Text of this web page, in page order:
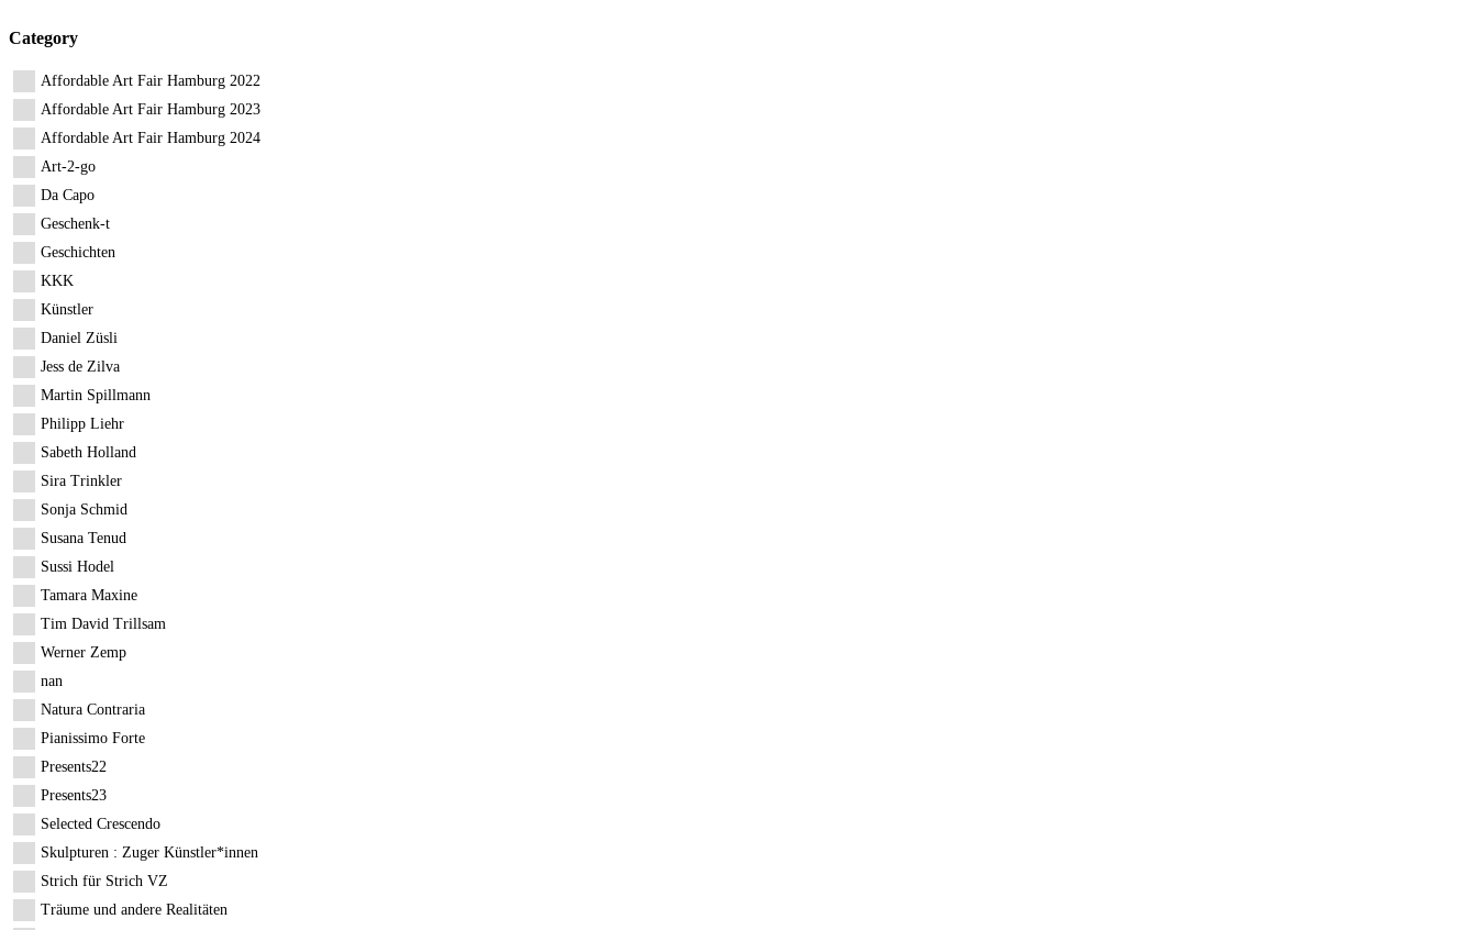
Category
Affordable Art Fair Hamburg 2022
Affordable Art Fair Hamburg 2023
Affordable Art Fair Hamburg 2024
Art-2-go
Da Capo
Geschenk-t
Geschichten
KKK
Künstler
Daniel Züsli
Jess de Zilva
Martin Spillmann
Philipp Liehr
Sabeth Holland
Sira Trinkler
Sonja Schmid
Susana Tenud
Sussi Hodel
Tamara Maxine
Tim David Trillsam
Werner Zemp
nan
Natura Contraria
Pianissimo Forte
Presents22
Presents23
Selected Crescendo
Skulpturen : Zuger Künstler*innen
Strich für Strich VZ
Träume und andere Realitäten